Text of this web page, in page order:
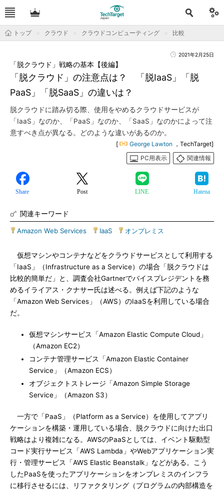
トップ クラウド クラウドコンピューティング 比較
2021年2月25日
「脱クラウド」の注意点は？ 「脱IaaS」「脱
PaaS」「脱SaaS」の違いは？
「脱クラウド」戦略の基本【後編】
脱クラウドに踏み切る際、使用をやめるクラウドサービスが
「IaaS」なのか、「PaaS」なのか、「SaaS」なのかによって注
意すべき点が異なる。どのような違いがあるのか。
[ George Lawton ，TechTarget]
PC用表示
関連情報
Share Post LINE Hatena
関連キーワード
Amazon Web Services IaaS オンプレミス
仮想マシンやコンテナなどをクラウドサービスとして利用する
「IaaS」（Infrastructure as a Service）の場合「脱クラウドは
比較的簡単だ」と、調査会社Gartnerでバイスプレジデントを務
めるイライアス・クナサー氏は述べる。例えば下記のような
「Amazon Web Services」（AWS）のIaaSを利用している場合
だ。
仮想マシンサービス「Amazon Elastic Compute Cloud」
（Amazon EC2）
コンテナ管理サービス「Amazon Elastic Container
Service」（Amazon ECS）
オブジェクトストレージ「Amazon Simple Storage
Service」（Amazon S3）
一方で「PaaS」（Platform as a Service）を使用してアプリ
ケーションを構築・運用している場合、脱クラウドに向けた出口
戦略はより複雑になる。AWSのPaaSとしては、イベント駆動型
コード実行サービス「AWS Lambda」やWebアプリケーション実
行・管理サービス「AWS Elastic Beanstalk」などがある。こう
したPaaSを使ったアプリケーションをオンプレミスのインフラ
に移行させるには、リファクタリング（プログラムの内部構造を